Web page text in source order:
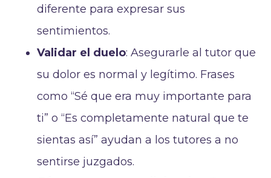
diferente para expresar sus
sentimientos.
Validar el duelo: Asegurarle al tutor que
su dolor es normal y legítimo. Frases
como “Sé que era muy importante para
ti” o “Es completamente natural que te
sientas así” ayudan a los tutores a no
sentirse juzgados.